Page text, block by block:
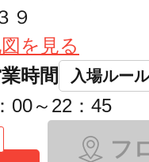
９
を見る
時間
入場ルール
00～22：45
フ